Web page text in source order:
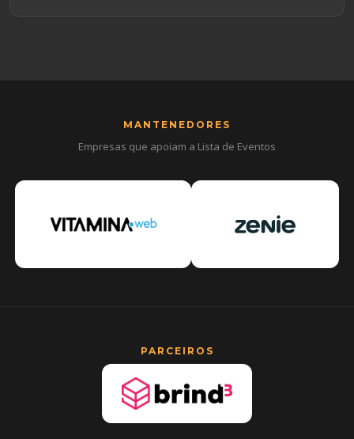
MANTENEDORES
Empresas que apoiam a Lista de Eventos
PARCEIROS